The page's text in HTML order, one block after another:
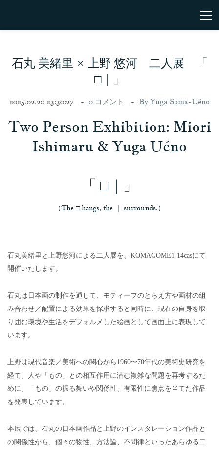
石丸 美緒里 × 上野 悠河 二人展 「
□｜」
2025.02.20 23:30:27 0 コメント By Yuga Soma-Uéno
Two Person Exhibition: Miori
Ishimaru & Yuga Uéno
​「 □｜」
​（The □ hangs, the ｜ surrounds.）
石丸美緒里と上野悠河による二人展を、KOMAGOME1-14casにて
開催いたします。
石丸は日本画の制作を通して、モティーフのとらえ方や画材の組
み合わせ／配置による効果を探求すると同時に、現在の自身を取
り囲む環境や生活をデフォルメした絵画として画面上に表現して
います。
上野は現代音楽／美術への関心から1960〜70年代の美術史研究を
経て、人や「もの」との相互作用に潜む複雑な問題を再考するた
めに、「もの」の振る舞いや関係性、有限性に焦点を当てた作品
を発表しています。
本展では、石丸の日本画作品と上野のインスタレーション作品と
の関係性から、個々の物性、方法論、不問律といったあらゆる二